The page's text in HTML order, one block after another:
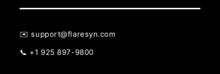
✉️ support@flaresyn.com
📞 +1 925 897-9800